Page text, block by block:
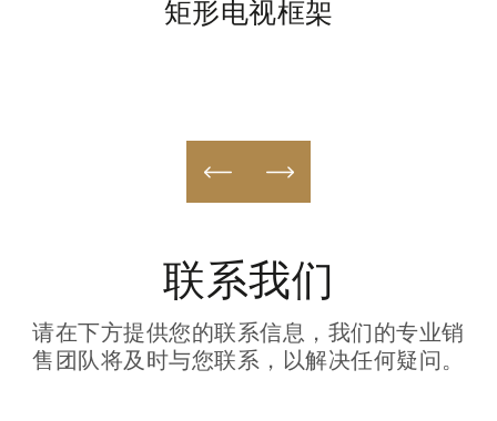
矩形电视框架
联系我们
请在下方提供您的联系信息，我们的专业销
售团队将及时与您联系，以解决任何疑问。